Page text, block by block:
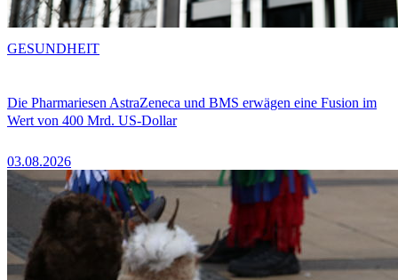
Die Pharmariesen AstraZeneca und BMS erwägen eine Fusion im
Wert von 400 Mrd. US-Dollar
03.08.2026
GESUNDHEIT